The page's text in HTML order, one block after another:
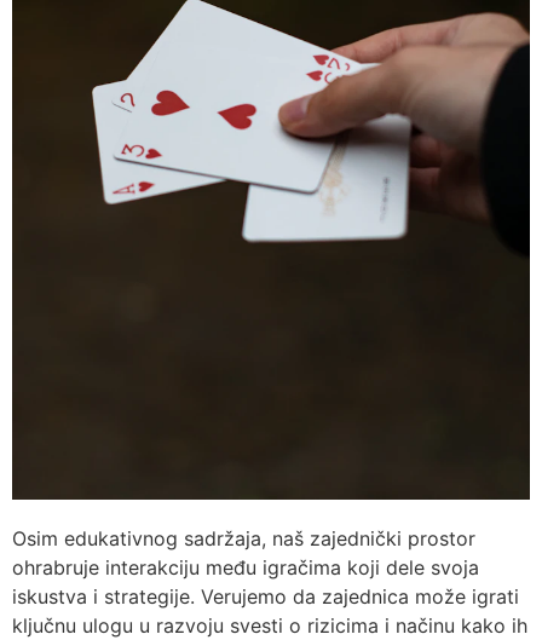
Osim edukativnog sadržaja, naš zajednički prostor
ohrabruje interakciju među igračima koji dele svoja
iskustva i strategije. Verujemo da zajednica može igrati
ključnu ulogu u razvoju svesti o rizicima i načinu kako ih